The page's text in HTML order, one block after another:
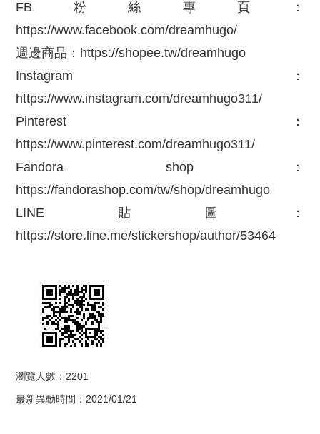
FB粉絲專頁：
https://www.facebook.com/dreamhugo/
週邊商品： https://shopee.tw/dreamhugo
Instagram：
https://www.instagram.com/dreamhugo311/
Pinterest：
https://www.pinterest.com/dreamhugo311/
Fandora shop：
https://fandorashop.com/tw/shop/dreamhugo
LINE貼圖：
https://store.line.me/stickershop/author/53464
瀏覽人數：2201
最新異動時間：2021/01/21